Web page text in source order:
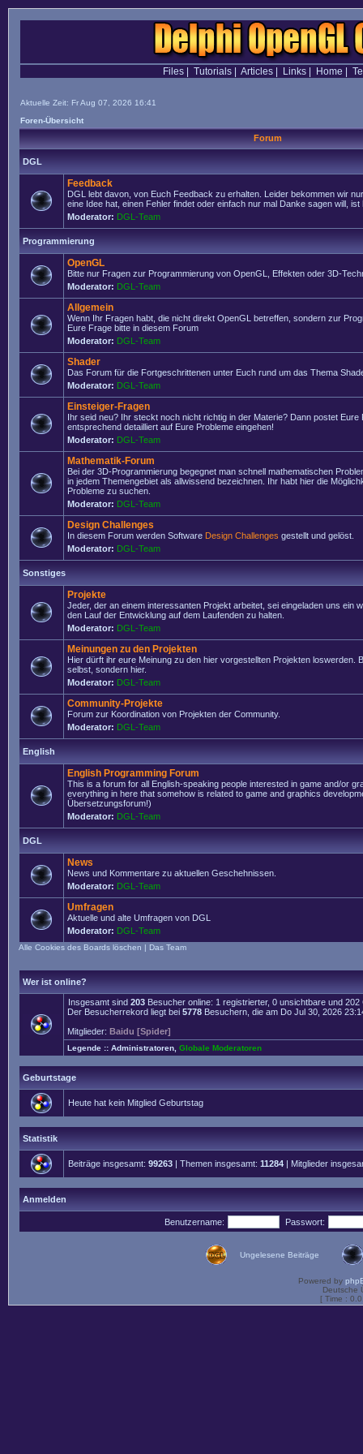
Files| Tutorials| Articles| Links| Home
Aktuelle Zeit: Fr Aug 07, 2026 16:41
Foren-Übersicht
Forum
DGL
Feedback
DGL lebt davon, von Euch Feedback zu erhalten. Leider bekommen wir
eine Idee hat, einen Fehler findet oder einfach nur mal Danke sagen will, ist
Moderator: DGL-Team
Programmierung
OpenGL
Bitte nur Fragen zur Programmierung von OpenGL, Effekten oder 3D-
Moderator: DGL-Team
Allgemein
Wenn Ihr Fragen habt, die nicht direkt OpenGL betreffen, sondern zur
Eure Frage bitte in diesem Forum
Moderator: DGL-Team
Shader
Das Forum für die Fortgeschrittenen unter Euch rund um das Thema
Moderator: DGL-Team
Einsteiger-Fragen
Ihr seid neu? Ihr steckt noch nicht richtig in der Materie? Dann postet Eure
entsprechend detailliert auf Eure Probleme eingehen!
Moderator: DGL-Team
Mathematik-Forum
Bei der 3D-Programmierung begegnet man schnell mathematischen
in jedem Themengebiet als allwissend bezeichnen. Ihr habt hier die
Probleme zu suchen.
Moderator: DGL-Team
Design Challenges
In diesem Forum werden Software Design Challenges gestellt und gelöst.
Moderator: DGL-Team
Sonstiges
Projekte
Jeder, der an einem interessanten Projekt arbeitet, sei eingeladen uns ein
den Lauf der Entwicklung auf dem Laufenden zu halten.
Moderator: DGL-Team
Meinungen zu den Projekten
Hier dürft ihr eure Meinung zu den hier vorgestellten Projekten loswerden.
selbst, sondern hier.
Moderator: DGL-Team
Community-Projekte
Forum zur Koordination von Projekten der Community.
Moderator: DGL-Team
English
English Programming Forum
This is a forum for all English-speaking people interested in game and/or
everything in here that somehow is related to game and graphics
Übersetzungsforum!)
Moderator: DGL-Team
DGL
News
News und Kommentare zu aktuellen Geschehnissen.
Moderator: DGL-Team
Umfragen
Aktuelle und alte Umfragen von DGL
Moderator: DGL-Team
Alle Cookies des Boards löschen | Das Team
Wer ist online?
Insgesamt sind 203 Besucher online: 1 registrierter, 0 unsichtbare und
Der Besucherrekord liegt bei 5778 Besuchern, die am Do Jul 30, 2026
Mitglieder: Baidu [Spider]
Legende :: Administratoren Globale Moderatoren
Geburtstage
Heute hat kein Mitglied Geburtstag
Statistik
Beiträge insgesamt: 99263 | Themen insgesamt: 11284 | Mitglieder
Anmelden
Benutzername: Passwort:
Ungelesene Beiträge
Powered by
Deutsche
[ Time :